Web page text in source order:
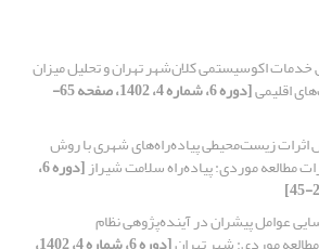
اکوسیستمی کلان‌شهر تهران و تحلیل میزان
اقلیمی [دوره 6، شماره 4، 1402، صفحه 65-
زیست‌محیطی پیاده‌راه‌های شهری با روش
مطالعه موردی: پیاده‌راه سلامت شیراز [دوره 6،
عوامل پیشران در آینده‌پژوهی نظام